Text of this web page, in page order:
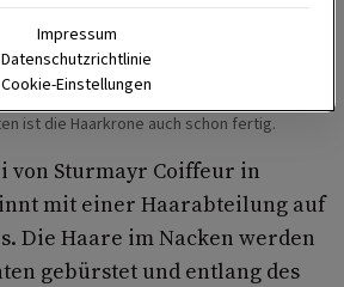
ist die Haarkrone auch schon fertig.
von Sturmayr Coiffeur in
mit einer Haarabteilung auf
Die Haare im Nacken werden
gebürstet und entlang des
Impressum
Datenschutzrichtlinie
Cookie-Einstellungen